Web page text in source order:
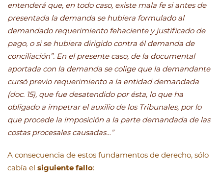
entenderá que, en todo caso, existe mala fe si antes de
presentada la demanda se hubiera formulado al
demandado requerimiento fehaciente y justificado de
pago, o si se hubiera dirigido contra él demanda de
conciliación”. En el presente caso, de la documental
aportada con la demanda se colige que la demandante
cursó previo requerimiento a la entidad demandada
(doc. 15), que fue desatendido por ésta, lo que ha
obligado a impetrar el auxilio de los Tribunales, por lo
que procede la imposición a la parte demandada de las
costas procesales causadas…”
A consecuencia de estos fundamentos de derecho, sólo
cabía el siguiente fallo: